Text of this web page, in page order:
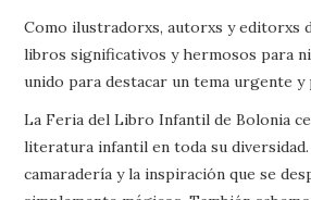
Como ilustradorxs, autorxs y editorxs
libros significativos y hermosos para
unido para destacar un tema urgente
La Feria del Libro Infantil de Bolonia
literatura infantil en toda su
camaradería y la inspiración que se